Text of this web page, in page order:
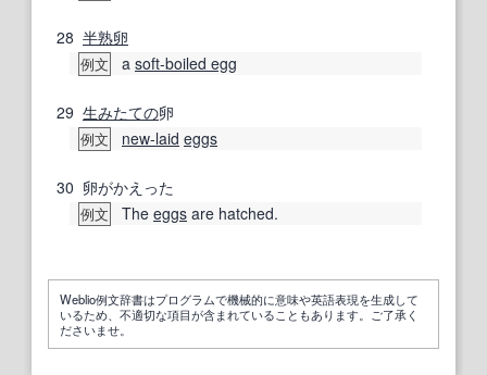
28 半熟卵
例文 a soft‐boiled egg
29 生みたての卵
例文 new-laid eggs
30 卵がかえった
例文 The eggs are hatched.
Weblio例文辞書はプログラムで機械的に意味や英語表現を生成して
いるため、不適切な項目が含まれていることもあります。ご了承く
ださいませ。